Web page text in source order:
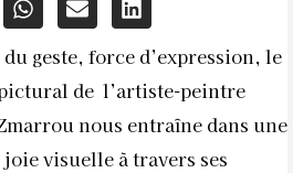
du geste, force d’expression, le
de l’artiste-peintre
nous entraîne dans une
visuelle à travers ses